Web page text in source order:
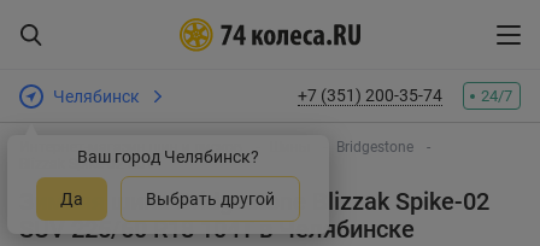
Челябинск
Ваш город Челябинск?
Да Выбрать другой
+7 (351) 200-35-74 24/7
Интернет-магазин шин и дисков
Bridgestone
Blizzak Spike-02 SUV
Зимняя шина Bridgestone Blizzak Spike-02
SUV 225/60 R18 104Tв Челябинске